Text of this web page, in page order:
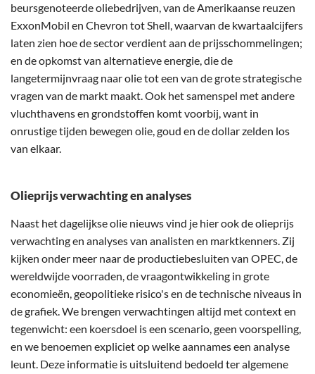
beursgenoteerde oliebedrijven, van de Amerikaanse reuzen
ExxonMobil en Chevron tot Shell, waarvan de kwartaalcijfers
laten zien hoe de sector verdient aan de prijsschommelingen;
en de opkomst van alternatieve energie, die de
langetermijnvraag naar olie tot een van de grote strategische
vragen van de markt maakt. Ook het samenspel met andere
vluchthavens en grondstoffen komt voorbij, want in
onrustige tijden bewegen olie, goud en de dollar zelden los
van elkaar.
Olieprijs verwachting en analyses
Naast het dagelijkse olie nieuws vind je hier ook de olieprijs
verwachting en analyses van analisten en marktkenners. Zij
kijken onder meer naar de productiebesluiten van OPEC, de
wereldwijde voorraden, de vraagontwikkeling in grote
economieën, geopolitieke risico's en de technische niveaus in
de grafiek. We brengen verwachtingen altijd met context en
tegenwicht: een koersdoel is een scenario, geen voorspelling,
en we benoemen expliciet op welke aannames een analyse
leunt. Deze informatie is uitsluitend bedoeld ter algemene